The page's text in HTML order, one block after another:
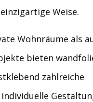
Weise.
Wohnräume als
bieten
zahlreiche